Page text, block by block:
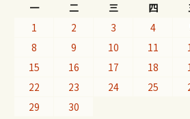
一
二 三 四
1
2 3 4
8
9 10 11
15
16 17 18
22
23 24 25
29
30